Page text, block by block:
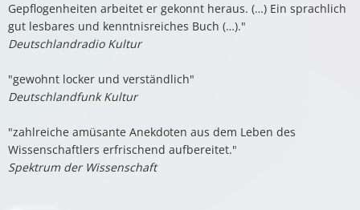
Gepflogenheiten arbeitet er gekonnt heraus. (…) Ein sprachlich
gut lesbares und kenntnisreiches Buch (…)."
Deutschlandradio Kultur
"gewohnt locker und verständlich"
Deutschlandfunk Kultur
"zahlreiche amüsante Anekdoten aus dem Leben des
Wissenschaftlers erfrischend aufbereitet."
Spektrum der Wissenschaft